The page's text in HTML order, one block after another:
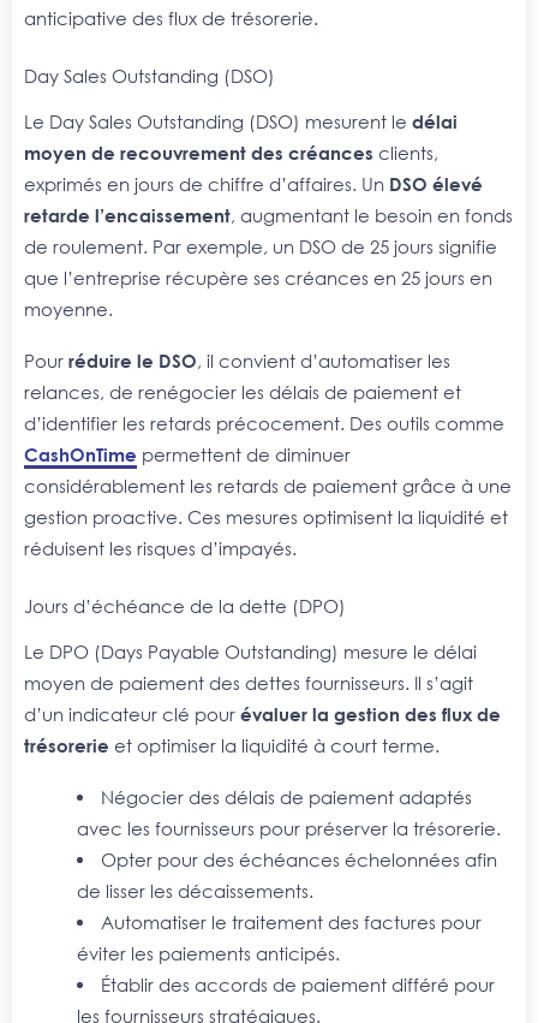
anticipative des flux de trésorerie.
Day Sales Outstanding (DSO)
Le Day Sales Outstanding (DSO) mesurent le délai
moyen de recouvrement des créances clients,
exprimés en jours de chiffre d’affaires. Un DSO élevé
retarde l’encaissement , augmentant le besoin en fonds
de roulement. Par exemple, un DSO de 25 jours signifie
que l’entreprise récupère ses créances en 25 jours en
moyenne.
Pour réduire le DSO, il convient d’automatiser les
relances, de renégocier les délais de paiement et
d’identifier les retards précocement. Des outils comme
CashOnTime permettent de diminuer
considérablement les retards de paiement grâce à une
gestion proactive. Ces mesures optimisent la liquidité et
réduisent les risques d’impayés.
Jours d’échéance de la dette (DPO)
Le DPO (Days Payable Outstanding) mesure le délai
moyen de paiement des dettes fournisseurs. Il s’agit
d’un indicateur clé pour évaluer la gestion des flux de
trésorerie et optimiser la liquidité à court terme.
Négocier des délais de paiement adaptés
avec les fournisseurs pour préserver la trésorerie.
Opter pour des échéances échelonnées afin
de lisser les décaissements.
Automatiser le traitement des factures pour
éviter les paiements anticipés.
Établir des accords de paiement différé pour
les fournisseurs stratégiques.